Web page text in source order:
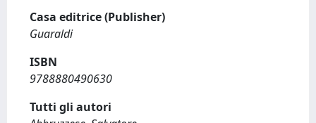
Casa editrice (Publisher)
Guaraldi
ISBN
9788880490630
Tutti gli autori